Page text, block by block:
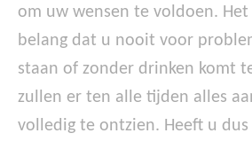
om uw wensen te voldoen.
belang dat u nooit voor
staan of zonder drinken komt
zullen er ten alle tijden alles
volledig te ontzien. Heeft u dus